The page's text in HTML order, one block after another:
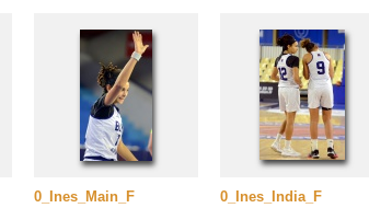
0_Ines_Main_F 0_Ines_India_F